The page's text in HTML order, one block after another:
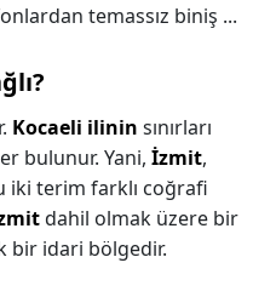
temassız biniş ...
Kocaeli ilinin sınırları
bulunur. Yani, İzmit,
iki terim farklı coğrafi
dahil olmak üzere bir
bir idari bölgedir.